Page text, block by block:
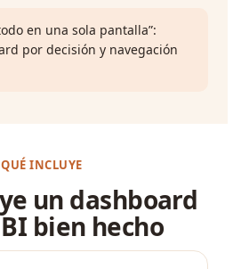
en una sola pantalla”:
por decisión y navegación
QUÉ INCLUYE
un dashboard
bien hecho